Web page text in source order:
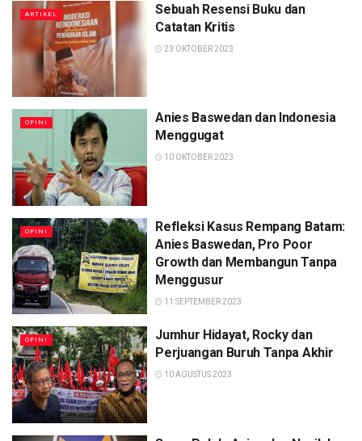
ARTIKEL
Sebuah Resensi Buku dan
Catatan Kritis
23 OKTOBER 2023
OPINI
Anies Baswedan dan Indonesia
Menggugat
10 OKTOBER 2023
OPINI
Refleksi Kasus Rempang Batam:
Anies Baswedan, Pro Poor
Growth dan Membangun Tanpa
Menggusur
11 SEPTEMBER 2023
OPINI
Jumhur Hidayat, Rocky dan
Perjuangan Buruh Tanpa Akhir
10 AGUSTUS 2023